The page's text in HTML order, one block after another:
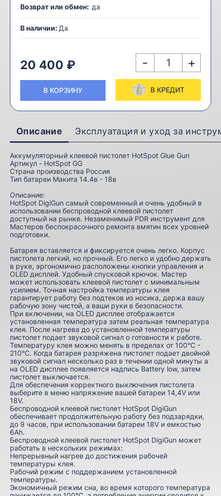
Возврат или обмен: да
В наличии: Да
20 400 ₽ - +
В КОРЗИНУ В КРЕДИТ
Описание Эксплуатация и уход за
Аккумуляторный клеевой пистолет HotSpot Glue Gun
Артикул - HotSpot GG
Страна производства Россия
Тип батареи Макита 14.4в - 18в
Описание:
HotSpot DigiGun самый современный и очень удобный в
использовании беспроводной клеевой пистолет
доступный на рынке. Незаменимый PDR инструмент для
Мастеров беспокрасочного ремонта вмятин всех уровней
подготовки.
Батарея вставляется и фиксируется очень легко. Корпус
пистолета легкий, но прочный. Его легко и удобно держать
в руке, эргономично расположены кнопки управления и
OLED дисплей. Удобный спусковой крючок. Мастер
может использовать клеевой пистолет с минимальным
усилием. Точная настройка температуры клея
гарантирует работу без подтеков из носика, держа вашу
рабочую зону чистой, а ваши руки в безопасности.
При включении, на OLED дисплее отображается
установленная температура затем реальная температура
клея. После нагрева до установленной температуры
пистолет подает звуковой сигнал о готовности к работе.
Температуру клея можно менять в пределах от 100°C -
210°C. Когда батарея разряжена пистолет подает двойной
звуковой сигнал несколько раз в течении одной минуты а
на OLED дисплее появляется надпись Battery low, затем
пистолет выключается.
Для обеспечения корректного выключения пистолета
выберите в меню напряжение вашей батареи 14,4V или
18V.
Беспроводной клеевой пистолет HotSpot DigiGun
обеспечивает продолжительную работу без подзарядки,
до 9 часов, при использовании батареи 18V и емкостью
6Ah.
Беспроводной клеевой пистолет HotSpot DigiGun может
работать в нескольких режимах:
Непрерывный нагрев до достижения рабочей
температуры клея.
Рабочий режим с поддержанием установленной
температуры.
Экономичный режим сна, во время которого температура